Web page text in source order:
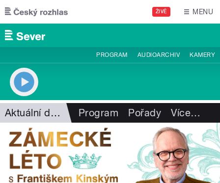
Přejít k hlavnímu obsahu
ŽIVĚ MENU
PROGRAM AUDIOARCHIV KAMERY
Aktuální dění Program Pořady Více…